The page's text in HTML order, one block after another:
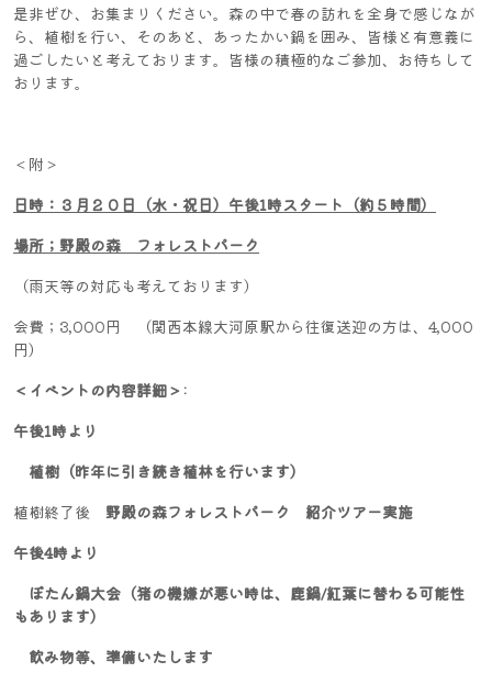
是非ぜひ、お集まりください。森の中で春の訪れを全身で感じなが
ら、植樹を行い、そのあと、あったかい鍋を囲み、皆様と有意義に
過ごしたいと考えております。皆様の積極的なご参加、お待ちして
おります。
＜附＞
日時：３月２０日（水・祝日）午後1時スタート（約５時間）
場所；野殿の森 フォレストパーク
（雨天等の対応も考えております）
会費；3,000円 （関西本線大河原駅から往復送迎の方は、4,000
円）
＜イベントの内容詳細＞:
午後1時より
植樹（昨年に引き続き植林を行います）
植樹終了後 野殿の森フォレストパーク 紹介ツアー実施
午後4時より
ぼたん鍋大会 （猪の機嫌が悪い時は、鹿鍋/紅葉に替わる可能性
もあります）
飲み物等、準備いたします